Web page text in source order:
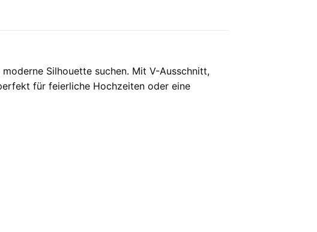
Silhouette suchen. Mit V-Ausschnitt,
für feierliche Hochzeiten oder eine